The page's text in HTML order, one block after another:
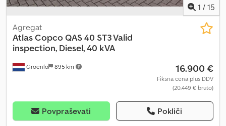
1 / 15
Groenlo 895 km
Agregat
Atlas CopcoQAS 40 ST3 Valid
inspection, Diesel, 40 kVA
16.900 €
Fiksna cena plus DDV
(20.449 € bruto)
Povpraševati Pokliči